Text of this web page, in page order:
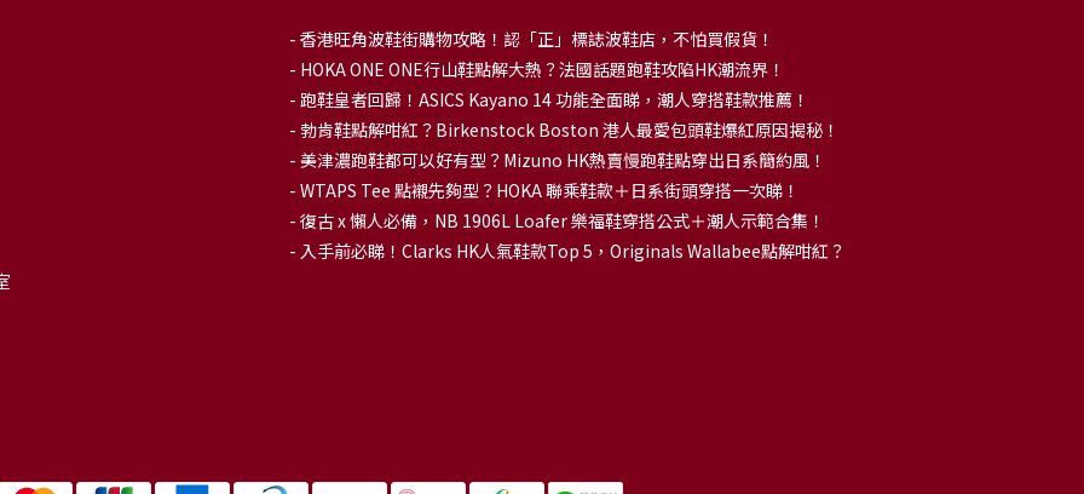
- 香港旺角波鞋街購物攻略！認「正」標誌波鞋店，不怕買假貨！
- HOKA ONE ONE行山鞋點解大熱？法國話題跑鞋攻陷HK潮流界！
- 跑鞋皇者回歸！ASICS Kayano 14 功能全面睇，潮人穿搭鞋款推薦！
- 勃肯鞋點解咁紅？Birkenstock Boston 港人最愛包頭鞋爆紅原因揭秘！
- 美津濃跑鞋都可以好有型？Mizuno HK熱賣慢跑鞋點穿出日系簡約風！
- WTAPS Tee 點襯先夠型？HOKA 聯乘鞋款＋日系街頭穿搭一次睇！
- 復古 x 懶人必備，NB 1906L Loafer 樂福鞋穿搭公式＋潮人示範合集！
- 入手前必睇！Clarks HK人氣鞋款Top 5，Originals Wallabee點解咁紅？